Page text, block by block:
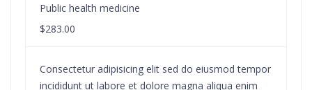
Public health medicine
$283.00
Consectetur adipisicing elit sed do eiusmod tempor
incididunt ut labore et dolore magna aliqua enim